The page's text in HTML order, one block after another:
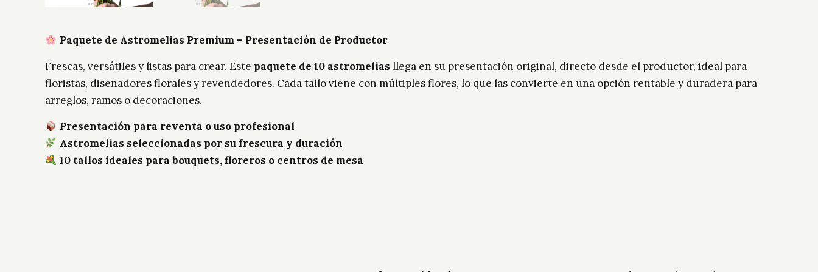
Paquete de Astromelias Premium – Presentación de Productor
Frescas, versátiles y listas para crear. Este paquete de 10 astromelias llega en su presentación original, directo desde el productor, ideal para
floristas, diseñadores florales y revendedores. Cada tallo viene con múltiples flores, lo que las convierte en una opción rentable y duradera para
arreglos, ramos o decoraciones.
Presentación para reventa o uso profesional
Astromelias seleccionadas por su frescura y duración
10 tallos ideales para bouquets, floreros o centros de mesa